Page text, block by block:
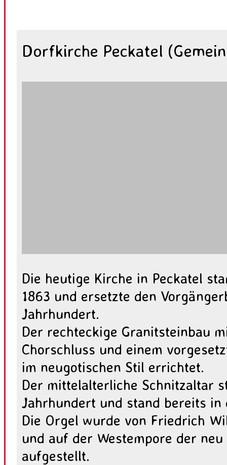
Dorfkirche Peckatel
Die heutige Kirche in Peckatel
1863 und ersetzte den
Jahrhundert.
Der rechteckige Granitsteinbau
Chorschluss und einem
im neugotischen Stil errichtet.
Der mittelalterliche Schnitzaltar
Jahrhundert und stand bereits in
Die Orgel wurde von Friedrich
und auf der Westempore der
aufgestellt.